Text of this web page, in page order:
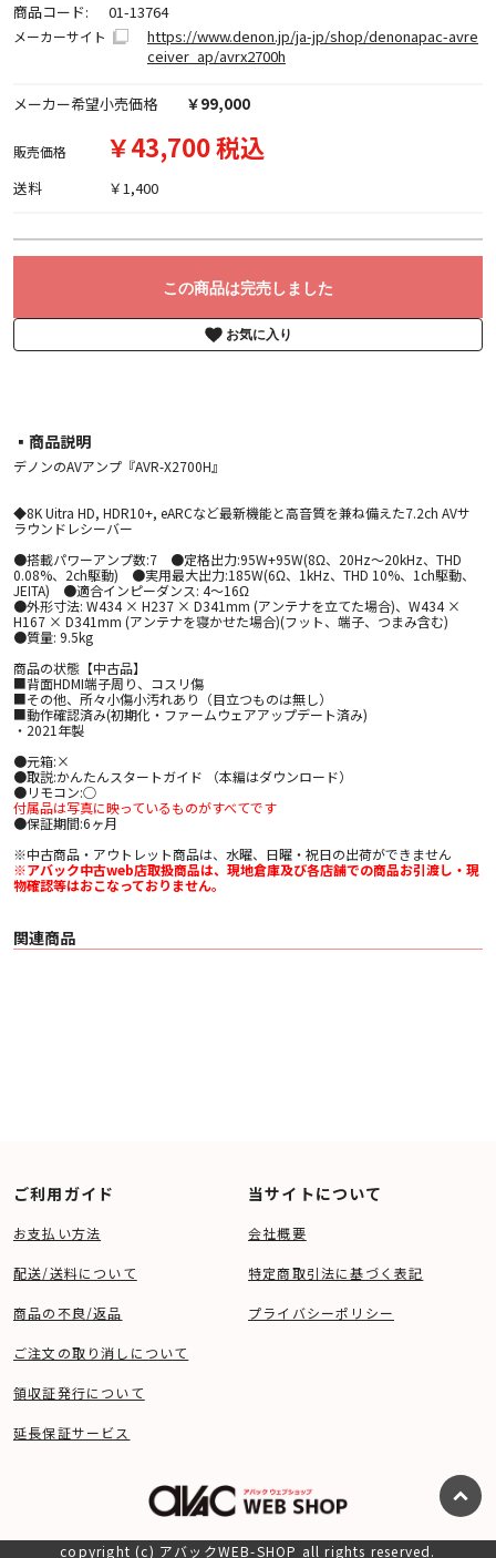
商品コード:
01-13764
メーカーサイト
https://www.denon.jp/ja-jp/shop/denonapac-avre
ceiver_ap/avrx2700h
メーカー希望小売価格 ￥99,000
販売価格 ￥43,700 税込
送料 ￥1,400
この商品は完売しました
お気に入り
▪︎商品説明
デノンのAVアンプ『AVR-X2700H』
◆8K Uitra HD, HDR10+, eARCなど最新機能と高音質を兼ね備えた7.2ch AVサ
ラウンドレシーバー
●搭載パワーアンプ数:7 ●定格出力:95W+95W(8Ω、20Hz～20kHz、THD
0.08%、2ch駆動) ●実用最大出力:185W(6Ω、1kHz、THD 10%、1ch駆動、
JEITA) ●適合インピーダンス: 4～16Ω
●外形寸法: W434 × H237 × D341mm (アンテナを立てた場合)、W434 ×
H167 × D341mm (アンテナを寝かせた場合)(フット、端子、つまみ含む)
●質量: 9.5kg
商品の状態【中古品】
■背面HDMI端子周り、コスリ傷
■その他、所々小傷小汚れあり（目立つものは無し）
■動作確認済み(初期化・ファームウェアアップデート済み)
・2021年製
●元箱:×
●取説:かんたんスタートガイド （本編はダウンロード）
●リモコン:○
付属品は写真に映っているものがすべてです
●保証期間:6ヶ月
※中古商品・アウトレット商品は、水曜、日曜・祝日の出荷ができません
※アバック中古web店取扱商品は、現地倉庫及び各店舗での商品お引渡し・現
物確認等はおこなっておりません。
関連商品
ご利用ガイド
お支払い方法
配送/送料について
商品の不良/返品
ご注文の取り消しについて
領収証発行について
延長保証サービス
当サイトについて
会社概要
特定商取引法に基づく表記
プライバシーポリシー
copyright (c) アバックWEB-SHOP all rights reserved.